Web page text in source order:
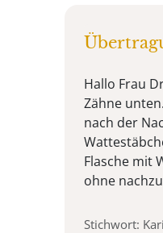
Hallo Frau
Zähne
nach der
Flasche mit
ohne
Stichwort: